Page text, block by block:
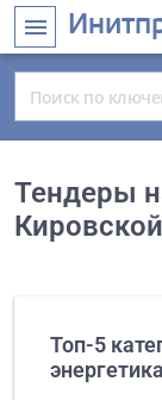
menu
Тендеры
Топ-5